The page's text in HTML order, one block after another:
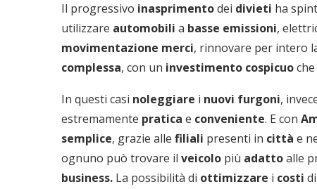
Il progressivo inasprimentodei divieti ha
utilizzare automobili a basse emissioni,
movimentazione merci, rinnovare per intero
complessa, con un investimento cospicuo
In questi casi noleggiare i nuovi furgoni,
estremamente pratica e conveniente. E con
semplice, grazie alle filiali presenti in città e
ognuno può trovare il veicolo più adattoalle
business. La possibilità di ottimizzare i costi di